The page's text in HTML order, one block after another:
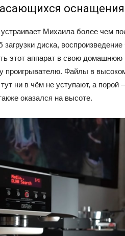
Михаила более чем
диска,
этот аппарат в свою
проигрывателю. Файлы в
ни в чём не уступают, а порой
оказался на высоте.